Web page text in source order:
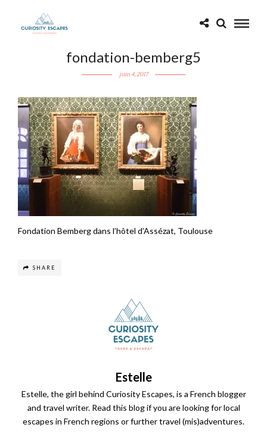
fondation-bemberg5
juin 4, 2017
Fondation Bemberg dans l’hôtel d’Assézat, Toulouse
SHARE
Estelle
Estelle, the girl behind Curiosity Escapes, is a French blogger
and travel writer. Read this blog if you are looking for local
escapes in French regions or further travel (mis)adventures.